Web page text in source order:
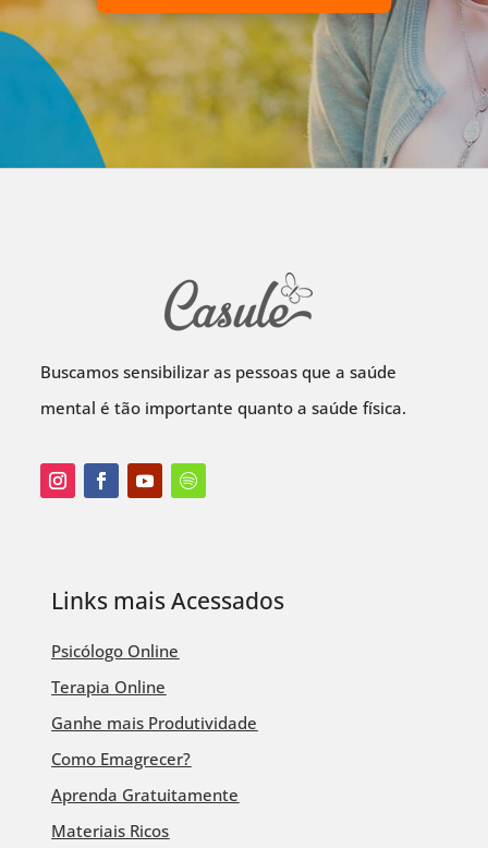
Buscamos sensibilizar as pessoas que a saúde
mental é tão importante quanto a saúde física.
Links mais Acessados
Psicólogo Online
Terapia Online
Ganhe mais Produtividade
Como Emagrecer?
Aprenda Gratuitamente
Materiais Ricos